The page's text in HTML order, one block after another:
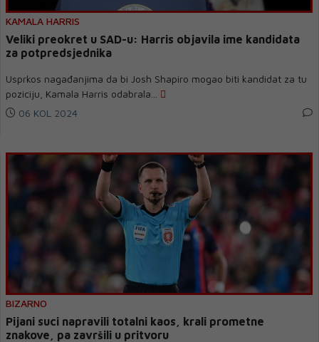
KAMALA HARRIS
Veliki preokret u SAD-u: Harris objavila ime kandidata
za potpredsjednika
Usprkos nagađanjima da bi Josh Shapiro mogao biti kandidat za tu
poziciju, Kamala Harris odabrala...
06 KOL 2024
BIZARNO
Pijani suci napravili totalni kaos, krali prometne
znakove, pa završili u pritvoru